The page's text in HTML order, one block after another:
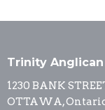
Trinity
1230 BANK
OTTAWA,